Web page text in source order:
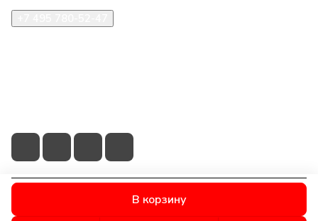
В корзину
© 2026 © S.T.I. Dent - Яркие решения